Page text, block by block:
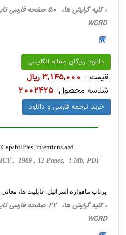
WORD
دانلود رایگان مقاله انگلیسی
قیمت : 3,145,000 ریال
شناسه محصول: 2002425
خرید ترجمه فارسی و دانلود
intentions and
, 1989 , 12 Pages, 1 Mb, PDF
پرتاب ماهواره اسرائیل: قابلیت ها، معانی
WORD